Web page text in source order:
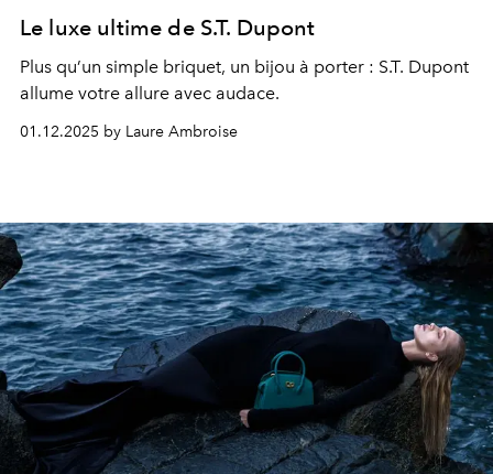
Le luxe ultime de S.T. Dupont
Plus qu’un simple briquet, un bijou à porter : S.T. Dupont
allume votre allure avec audace.
01.12.2025 by Laure Ambroise